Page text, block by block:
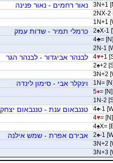
3N+1 נאור רחמים - נאור פנינה
2NX-2
1N+1
2♠X-1 כרמלי תמיר - שדות עמק
4♣= [N]
2N-1
4♥+1 לבנהר אביגדור - לבנהר הגר
2♠+2
3N+2
1N= וינקלר אבי - סימון לינדה
5♦= [N]
1N-2
4♠-1 טננבאום ענת - טננבאום יצחק
4♥= [N]
4♠X=
2♠-1 אבירם אפרת - שמש אילנה
3N+2
3N+3